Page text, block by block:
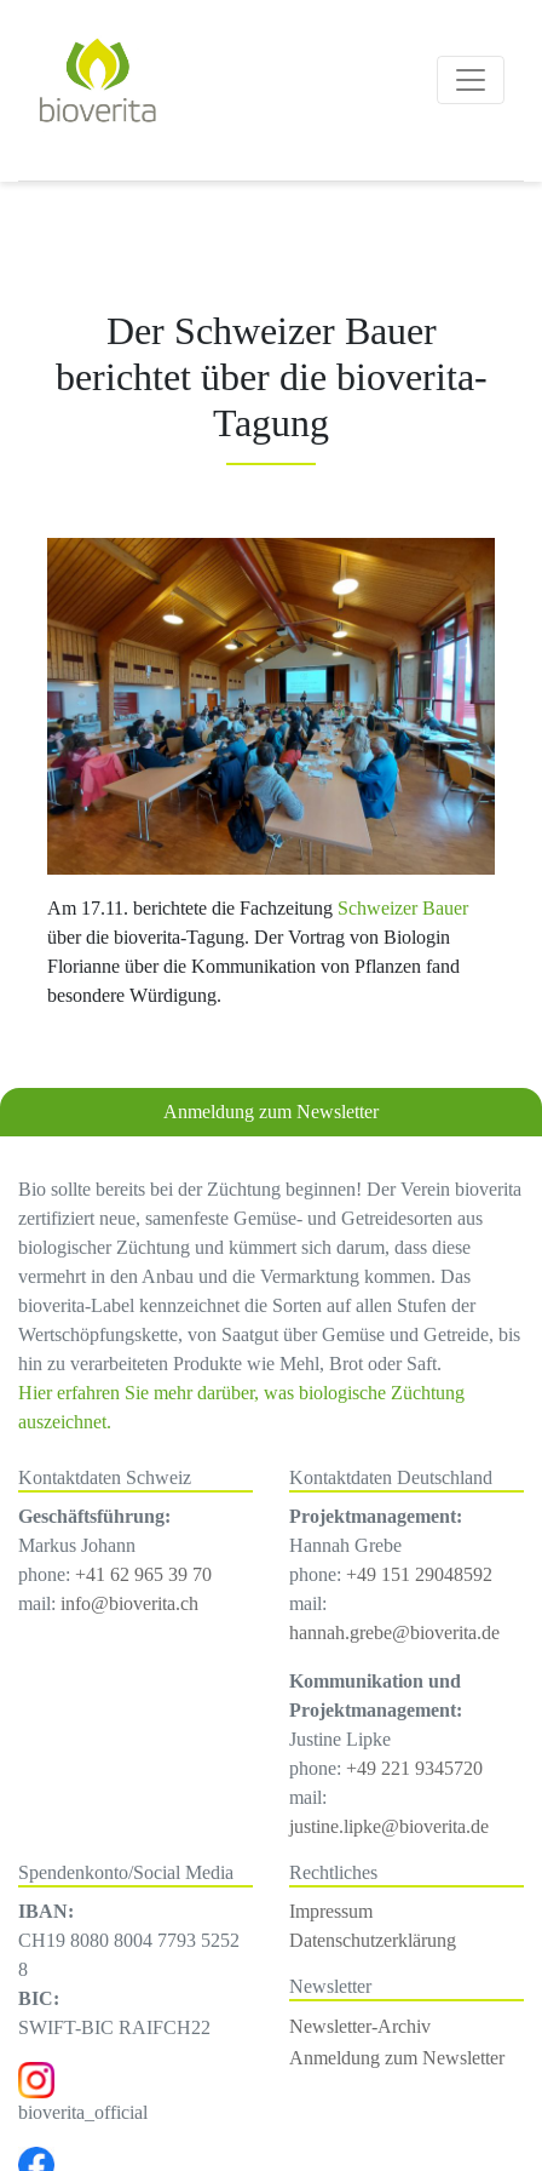
Von der Züchtung bis zum
Der Schweizer Bauer
berichtet über die bioverita-
Tagung
Am 17.11. berichtete die Fachzeitung Schweizer Bauer
über die bioverita-Tagung. Der Vortrag von Biologin
Florianne über die Kommunikation von Pflanzen fand
besondere Würdigung.
Anmeldung zum Newsletter
Bio sollte bereits bei der Züchtung beginnen! Der Verein bioverita
zertifiziert neue, samenfeste Gemüse- und Getreidesorten aus
biologischer Züchtung und kümmert sich darum, dass diese
vermehrt in den Anbau und die Vermarktung kommen. Das
bioverita-Label kennzeichnet die Sorten auf allen Stufen der
Wertschöpfungskette, von Saatgut über Gemüse und Getreide, bis
hin zu verarbeiteten Produkte wie Mehl, Brot oder Saft.
Hier erfahren Sie mehr darüber, was biologische Züchtung
auszeichnet.
Kontaktdaten Schweiz
Geschäftsführung:
Markus Johann
phone: +41 62 965 39 70
mail: info@bioverita.ch
Kontaktdaten Deutschland
Projektmanagement:
Hannah Grebe
phone: +49 151 29048592
mail:
hannah.grebe@bioverita.de
Kommunikation und
Projektmanagement:
Justine Lipke
phone: +49 221 9345720
mail:
justine.lipke@bioverita.de
Spendenkonto/Social Media
IBAN:
CH19 8080 8004 7793 5252
8
BIC:
SWIFT-BIC RAIFCH22
bioverita_official
Rechtliches
Impressum
Datenschutzerklärung
Newsletter
Newsletter-Archiv
Anmeldung zum Newsletter